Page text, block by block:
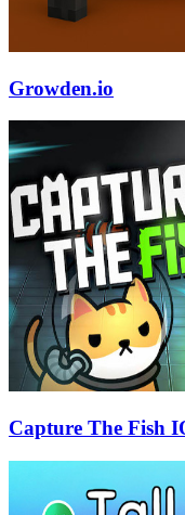
Growden.io
Capture The Fish